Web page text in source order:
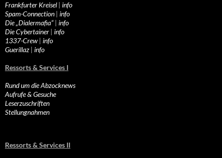
Frankfurter Kreisel | info
Spam-Connection | info
Die „Dialermafia“ | info
Die Cybertainer | info
1337-Crew | info
Guerillaz | info
Ressorts & Services I
Rund um die Abzocknews
Aufrufe & Gesuche
Leserzuschriften
Stellungnahmen
Ressorts & Services II